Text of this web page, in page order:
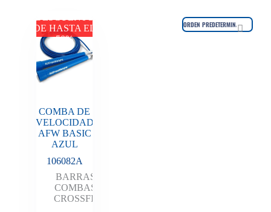
DE HASTA EL
50%
COMBA DE
VELOCIDAD
AFW BASIC
AZUL
106082A
BARRAS
COMBAS
CROSSFIT